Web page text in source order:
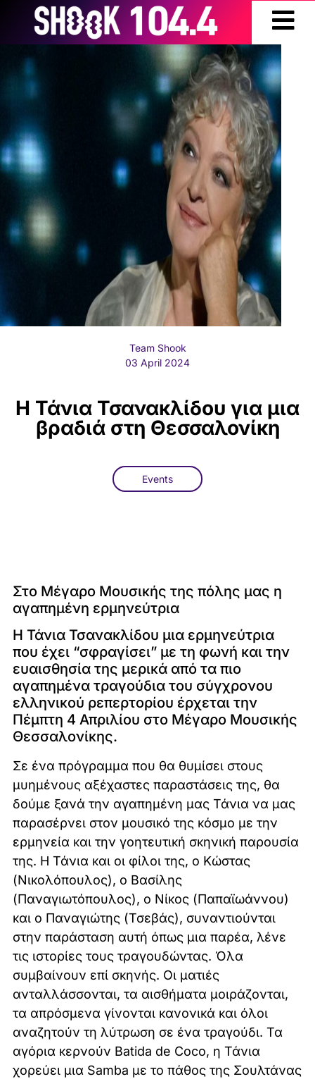
Team Shook
03 April 2024
Η Τάνια Τσανακλίδου για μια
βραδιά στη Θεσσαλονίκη
Events
Στο Μέγαρο Μουσικής της πόλης μας η
αγαπημένη ερμηνεύτρια
Η Τάνια Τσανακλίδου μια ερμηνεύτρια
που έχει “σφραγίσει” με τη φωνή και την
ευαισθησία της μερικά από τα πιο
αγαπημένα τραγούδια του σύγχρονου
ελληνικού ρεπερτορίου έρχεται την
Πέμπτη 4 Απριλίου στο Μέγαρο Μουσικής
Θεσσαλονίκης.
Σε ένα πρόγραμμα που θα θυμίσει στους
μυημένους αξέχαστες παραστάσεις της, θα
δούμε ξανά την αγαπημένη μας Τάνια να μας
παρασέρνει στον μουσικό της κόσμο με την
ερμηνεία και την γοητευτική σκηνική παρουσία
της. Η Τάνια και οι φίλοι της, ο Κώστας
(Νικολόπουλος), ο Βασίλης
(Παναγιωτόπουλος), ο Νίκος (Παπαϊωάννου)
και ο Παναγιώτης (Τσεβάς), συναντιούνται
στην παράσταση αυτή όπως μια παρέα, λένε
τις ιστορίες τους τραγουδώντας. Όλα
συμβαίνουν επί σκηνής. Οι ματιές
ανταλλάσσονται, τα αισθήματα μοιράζονται,
τα απρόσμενα γίνονται κανονικά και όλοι
αναζητούν τη λύτρωση σε ένα τραγούδι. Τα
αγόρια κερνούν Batida de Coco, η Τάνια
χορεύει μια Samba με το πάθος της Σουλτάνας